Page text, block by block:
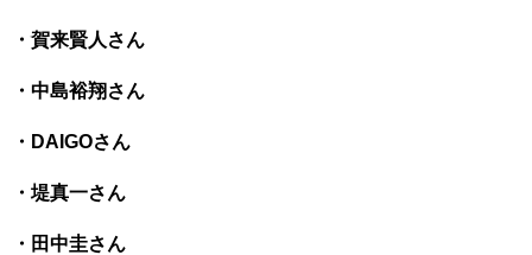
・賀来賢人さん
・中島裕翔さん
・DAIGOさん
・堤真一さん
・田中圭さん